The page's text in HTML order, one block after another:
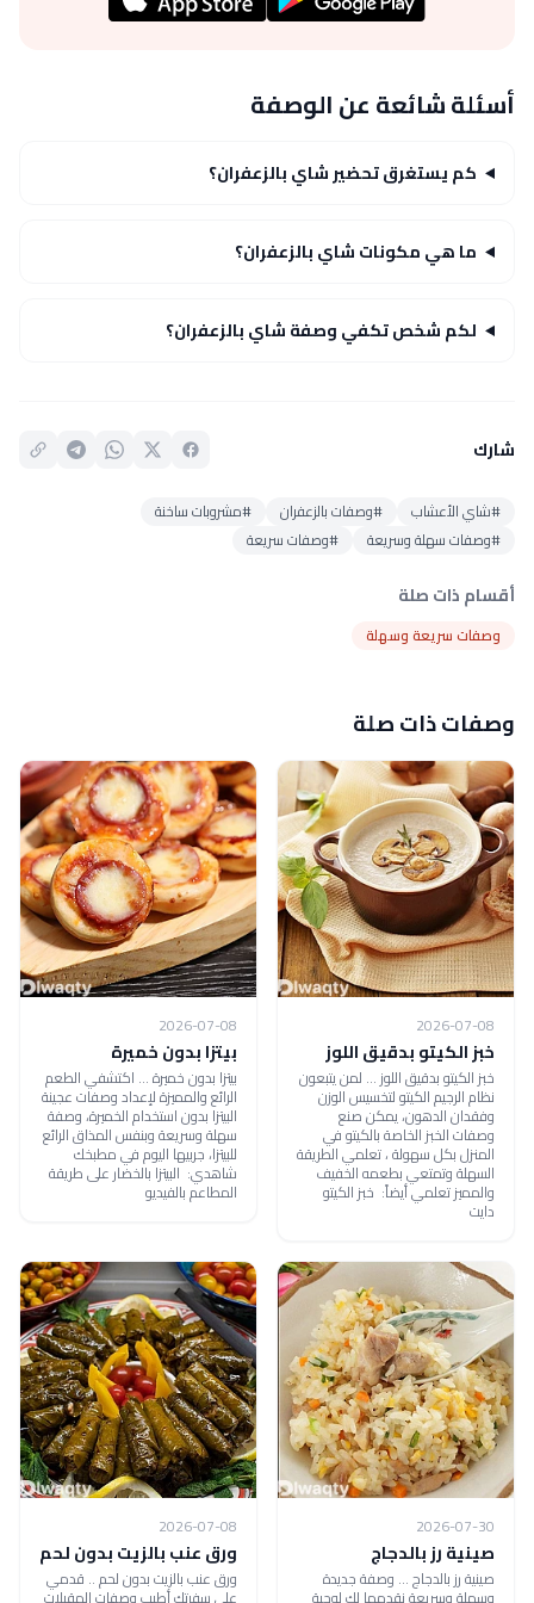
أسئلة شائعة عن الوصفة
كم يستغرق تحضير شاي بالزعفران؟
ما هي مكونات شاي بالزعفران؟
لكم شخص تكفي وصفة شاي بالزعفران؟
شارك
#شاي الأعشاب #وصفات بالزعفران
#مشروبات ساخنة
#وصفات سهلة وسريعة
#وصفات سريعة
أقسام ذات صلة
وصفات سريعة وسهلة
وصفات ذات صلة
2026-07-08
خبز الكيتو بدقيق اللوز
خبز الكيتو بدقيق اللوز ... لمن يتبعون
نظام الرجيم الكيتو لتخسيس الوزن
وفقدان الدهون، يمكن صنع
وصفات الخبز الخاصة بالكيتو في
المنزل بكل سهولة ، تعلمي الطريقة
السهلة وتمتعي بطعمه الخفيف
والمميز تعلمي أيضاً: خبز الكيتو
دايت
2026-07-08
بيتزا بدون خميرة
بيتزا بدون خميرة ... اكتشفي الطعم
الرائع والمميزة لإعداد وصفات عجينة
البيتزا بدون استخدام الخميرة، وصفة
سهلة وسريعة وبنفس المذاق الرائع
للبيتزا، جربيها اليوم في مطبخك
شاهدي: البيتزا بالخضار على طريقة
المطاعم بالفيديو
2026-07-30
صينية رز بالدجاج
صينية رز بالدجاج ... وصفة جديدة
2026-07-08
ورق عنب بالزيت بدون لحم
ورق عنب بالزيت بدون لحم .. قدمي